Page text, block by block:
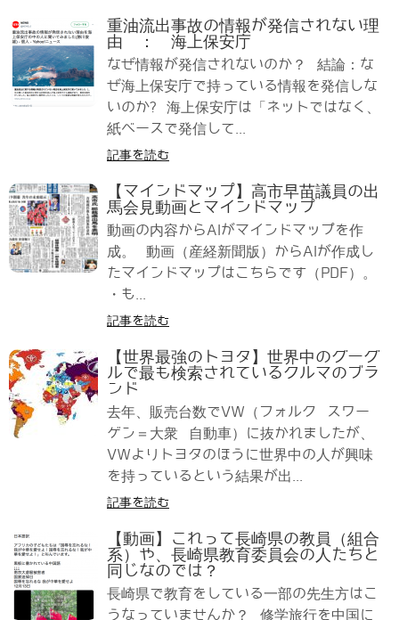
重油流出事故の情報が発信されない理
由 ： 海上保安庁
なぜ情報が発信されないのか？ 結論：な
ぜ海上保安庁で持っている情報を発信しな
いのか? 海上保安庁は「ネットではなく、
紙ベースで発信して...
記事を読む
【マインドマップ】高市早苗議員の出
馬会見動画とマインドマップ
動画の内容からAIがマインドマップを作
成。 動画（産経新聞版）からAIが作成し
たマインドマップはこちらです（PDF）。
・も...
記事を読む
【世界最強のトヨタ】世界中のグーグ
ルで最も検索されているクルマのブラ
ンド
去年、販売台数でVW（フォルク スワー
ゲン＝大衆 自動車）に抜かれましたが、
VWよりトヨタのほうに世界中の人が興味
を持っているという結果が出...
記事を読む
【動画】これって長崎県の教員（組合
系）や、長崎県教育委員会の人たちと
同じなのでは？
長崎県で教育をしている一部の先生方はこ
うなっていませんか？ 修学旅行を中国に